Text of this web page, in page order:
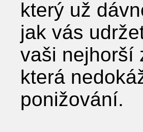
který už
jak vás
vaši nejhorší
která
ponižování.